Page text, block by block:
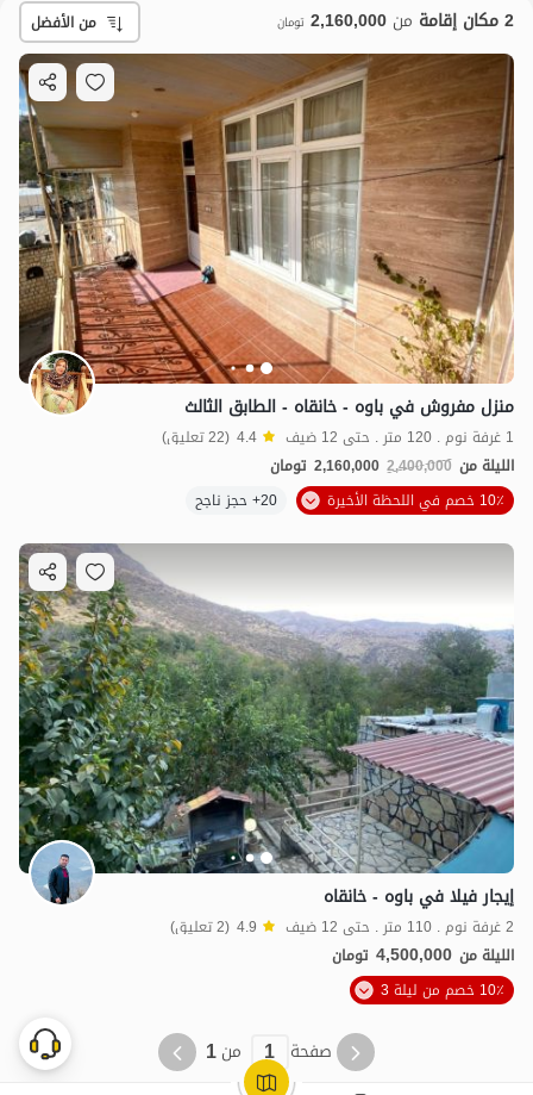
2.16 مليون ت 4.4
2 مكان إقامة من 2,160,000 تومان من الأفضل
منزل مفروش في باوه - خانقاه - الطابق الثالث
1 غرفة نوم . 120 متر . حتى 12 ضيف 4.4 (22 تعليق)
الليلة من 2,400,000
2,160,000 تومان
10٪ خصم في اللحظة الأخيرة
20+ حجز ناجح
إيجار فيلا في باوه - خانقاه
2 غرفة نوم . 110 متر . حتى 12 ضيف 4.9 (2 تعليق)
الليلة من 4,500,000 تومان
10٪ خصم من ليلة 3
صفحة 1 من1